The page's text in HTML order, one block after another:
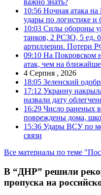
10:56 Ночная атака на
удары по логистике и
10:03 Силы обороны
танков, 2 РСЗО, 5 ед.
артиллерии. Потери
09:10 На Покровском
атак, чем на
4 Серпня , 2026
18:05 Зеленский
17:12 Украину
назвали дату
16:29 Число раненых
повреждены дома,
15:36 Удары ВСУ по
связи
Все материалы по теме
В “ДНР” решили
пропуска на